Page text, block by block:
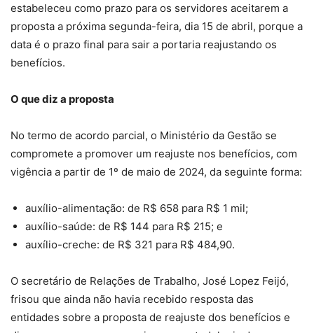
estabeleceu como prazo para os servidores aceitarem a
proposta a próxima segunda-feira, dia 15 de abril, porque a
data é o prazo final para sair a portaria reajustando os
benefícios.
O que diz a proposta
No termo de acordo parcial, o Ministério da Gestão se
compromete a promover um reajuste nos benefícios, com
vigência a partir de 1º de maio de 2024, da seguinte forma:
auxílio-alimentação: de R$ 658 para R$ 1 mil;
auxílio-saúde: de R$ 144 para R$ 215; e
auxílio-creche: de R$ 321 para R$ 484,90.
O secretário de Relações de Trabalho, José Lopez Feijó,
frisou que ainda não havia recebido resposta das
entidades sobre a proposta de reajuste dos benefícios e